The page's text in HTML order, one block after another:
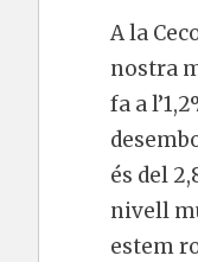
A la
nostra
fa a
és del
nivell
estem